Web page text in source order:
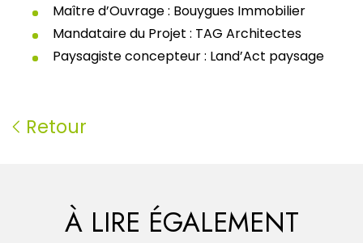
Maître d’Ouvrage : Bouygues Immobilier
Mandataire du Projet : TAG Architectes
Paysagiste concepteur : Land’Act paysage
Retour
À LIRE ÉGALEMENT